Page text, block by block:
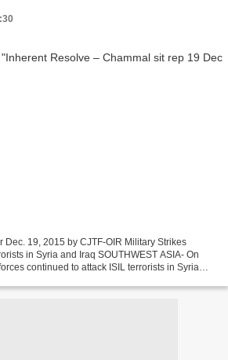
Dec. 19, 2015 by CJTF-OIR Military Strikes
in Syria and Iraq SOUTHWEST ASIA- On
continued to attack ISIL terrorists in Syria